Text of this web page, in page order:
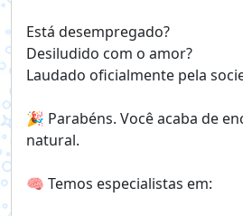
Está desempregado?
Desiludido com o amor?
Laudado oficialmente pela
🎉 Parabéns. Você acaba de
natural.
🧠 Temos especialistas em: